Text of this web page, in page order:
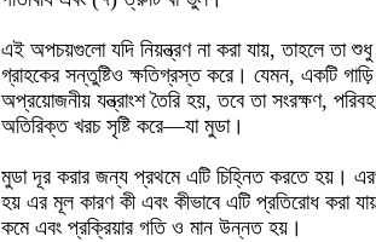
এই অপচয়গুলো যদি নিয়ন্ত্রণ না করা যায়, তাহলে তা
গ্রাহকের সন্তুষ্টিও ক্ষতিগ্রস্ত করে। যেমন, একটি গাড়ি
অপ্রয়োজনীয় যন্ত্রাংশ তৈরি হয়, তবে তা সংরক্ষণ,
অতিরিক্ত খরচ সৃষ্টি করে—যা মুডা।
মুডা দূর করার জন্য প্রথমে এটি চিহ্নিত করতে হয়।
হয় এর মূল কারণ কী এবং কীভাবে এটি প্রতিরোধ করা
কমে এবং প্রক্রিয়ার গতি ও মান উন্নত হয়।